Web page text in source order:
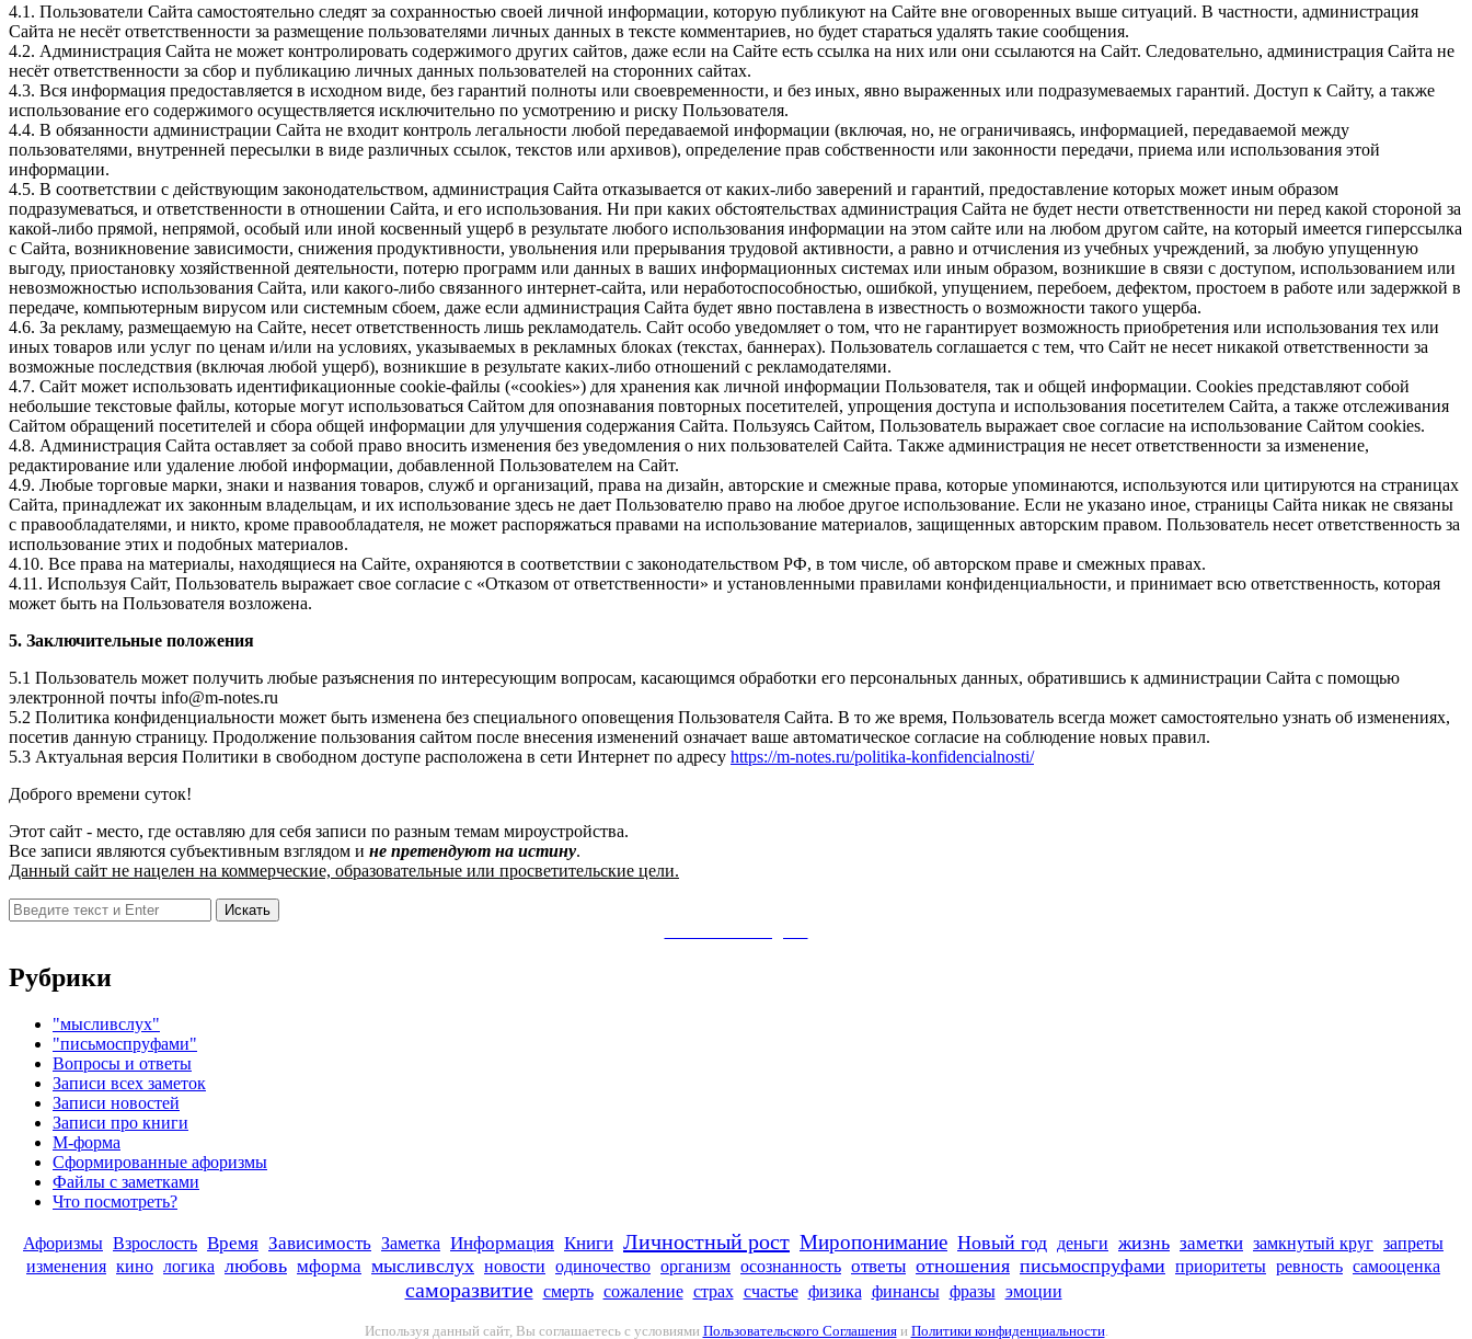
4.1. Пользователи Сайта самостоятельно следят за сохранностью своей личной информации, которую публикуют на Сайте вне оговоренных выше ситуаций. В частности, администрация
Сайта не несёт ответственности за размещение пользователями личных данных в тексте комментариев, но будет стараться удалять такие сообщения.
4.2. Администрация Сайта не может контролировать содержимого других сайтов, даже если на Сайте есть ссылка на них или они ссылаются на Сайт. Следовательно, администрация Сайта не
несёт ответственности за сбор и публикацию личных данных пользователей на сторонних сайтах.
4.3. Вся информация предоставляется в исходном виде, без гарантий полноты или своевременности, и без иных, явно выраженных или подразумеваемых гарантий. Доступ к Сайту, а также
использование его содержимого осуществляется исключительно по усмотрению и риску Пользователя.
4.4. В обязанности администрации Сайта не входит контроль легальности любой передаваемой информации (включая, но, не ограничиваясь, информацией, передаваемой между
пользователями, внутренней пересылки в виде различных ссылок, текстов или архивов), определение прав собственности или законности передачи, приема или использования этой
информации.
4.5. В соответствии с действующим законодательством, администрация Сайта отказывается от каких-либо заверений и гарантий, предоставление которых может иным образом
подразумеваться, и ответственности в отношении Сайта, и его использования. Ни при каких обстоятельствах администрация Сайта не будет нести ответственности ни перед какой стороной за
какой-либо прямой, непрямой, особый или иной косвенный ущерб в результате любого использования информации на этом сайте или на любом другом сайте, на который имеется гиперссылка
с Сайта, возникновение зависимости, снижения продуктивности, увольнения или прерывания трудовой активности, а равно и отчисления из учебных учреждений, за любую упущенную
выгоду, приостановку хозяйственной деятельности, потерю программ или данных в ваших информационных системах или иным образом, возникшие в связи с доступом, использованием или
невозможностью использования Сайта, или какого-либо связанного интернет-сайта, или неработоспособностью, ошибкой, упущением, перебоем, дефектом, простоем в работе или задержкой в
передаче, компьютерным вирусом или системным сбоем, даже если администрация Сайта будет явно поставлена в известность о возможности такого ущерба.
4.6. За рекламу, размещаемую на Сайте, несет ответственность лишь рекламодатель. Сайт особо уведомляет о том, что не гарантирует возможность приобретения или использования тех или
иных товаров или услуг по ценам и/или на условиях, указываемых в рекламных блоках (текстах, баннерах). Пользователь соглашается с тем, что Сайт не несет никакой ответственности за
возможные последствия (включая любой ущерб), возникшие в результате каких-либо отношений с рекламодателями.
4.7. Сайт может использовать идентификационные cookie-файлы («cookies») для хранения как личной информации Пользователя, так и общей информации. Cookies представляют собой
небольшие текстовые файлы, которые могут использоваться Сайтом для опознавания повторных посетителей, упрощения доступа и использования посетителем Сайта, а также отслеживания
Сайтом обращений посетителей и сбора общей информации для улучшения содержания Сайта. Пользуясь Сайтом, Пользователь выражает свое согласие на использование Сайтом cookies.
4.8. Администрация Сайта оставляет за собой право вносить изменения без уведомления о них пользователей Сайта. Также администрация не несет ответственности за изменение,
редактирование или удаление любой информации, добавленной Пользователем на Сайт.
4.9. Любые торговые марки, знаки и названия товаров, служб и организаций, права на дизайн, авторские и смежные права, которые упоминаются, используются или цитируются на страницах
Сайта, принадлежат их законным владельцам, и их использование здесь не дает Пользователю право на любое другое использование. Если не указано иное, страницы Сайта никак не связаны
с правообладателями, и никто, кроме правообладателя, не может распоряжаться правами на использование материалов, защищенных авторским правом. Пользователь несет ответственность за
использование этих и подобных материалов.
4.10. Все права на материалы, находящиеся на Сайте, охраняются в соответствии с законодательством РФ, в том числе, об авторском праве и смежных правах.
4.11. Используя Сайт, Пользователь выражает свое согласие с «Отказом от ответственности» и установленными правилами конфиденциальности, и принимает всю ответственность, которая
может быть на Пользователя возложена.
5. Заключительные положения
5.1 Пользователь может получить любые разъяснения по интересующим вопросам, касающимся обработки его персональных данных, обратившись к администрации Сайта с помощью
электронной почты info@m-notes.ru
5.2 Политика конфиденциальности может быть изменена без специального оповещения Пользователя Сайта. В то же время, Пользователь всегда может самостоятельно узнать об изменениях,
посетив данную страницу. Продолжение пользования сайтом после внесения изменений означает ваше автоматическое согласие на соблюдение новых правил.
5.3 Актуальная версия Политики в свободном доступе расположена в сети Интернет по адресу https://m-notes.ru/politika-konfidencialnosti/
Доброго времени суток!
Этот сайт - место, где оставляю для себя записи по разным темам мироустройства.
Все записи являются субъективным взглядом и не претендуют на истину.
Данный сайт не нацелен на коммерческие, образовательные или просветительские цели.
Поиск:
Рубрики
"мысливслух"
"письмоспруфами"
Вопросы и ответы
Записи всех заметок
Записи новостей
Записи про книги
М-форма
Сформированные афоризмы
Файлы с заметками
Что посмотреть?
Афоризмы Взрослость Время Зависимость Заметка Информация Книги Личностный рост Миропонимание Новый год деньги жизнь заметки замкнутый круг запреты
изменения кино логика любовь мформа мысливслух новости одиночество организм осознанность ответы отношения письмоспруфами приоритеты ревность самооценка
саморазвитие смерть сожаление страх счастье физика финансы фразы эмоции
Используя данный сайт, Вы соглашаетесь с условиями Пользовательского Соглашенияи Политики конфиденциальности.